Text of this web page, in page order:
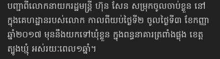
បញ្ជាពីលោក​នាយក​រដ្ឋមន្ត្រី ហ៊ុន សែន សម្រុកចូលចាប់ខ្លួន នៅ
ក្នុងគេហដ្ឋានរបស់លោក កាលពីយប់ថ្ងៃទី២ ចូលថ្ងៃទី៣ ខែកញ្ញា
ឆ្នាំ២០១៧ មុននឹងយកទៅឃុំខ្លួន ក្នុងពន្ធនាគារត្រពាំងផ្លុង ខេត្ត​
ត្បូងឃ្មុំ អស់រយៈពេល១ឆ្នាំ។